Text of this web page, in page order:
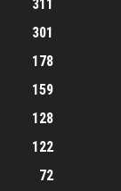
311
301
178
159
128
122
72